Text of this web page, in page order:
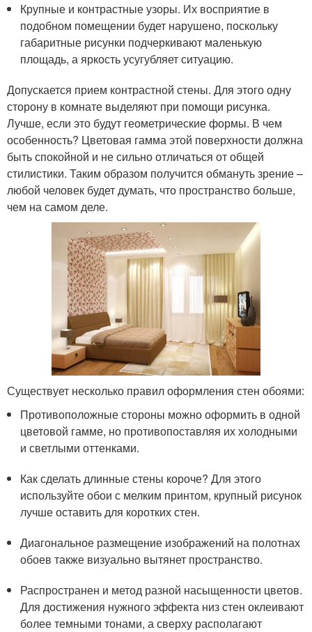
Крупные и контрастные узоры. Их восприятие в
подобном помещении будет нарушено, поскольку
габаритные рисунки подчеркивают маленькую
площадь, а яркость усугубляет ситуацию.
Допускается прием контрастной стены. Для этого одну
сторону в комнате выделяют при помощи рисунка.
Лучше, если это будут геометрические формы. В чем
особенность? Цветовая гамма этой поверхности должна
быть спокойной и не сильно отличаться от общей
стилистики. Таким образом получится обмануть зрение –
любой человек будет думать, что пространство больше,
чем на самом деле.
Существует несколько правил оформления стен обоями:
Противоположные стороны можно оформить в одной
цветовой гамме, но противопоставляя их холодными
и светлыми оттенками.
Как сделать длинные стены короче? Для этого
используйте обои с мелким принтом, крупный рисунок
лучше оставить для коротких стен.
Диагональное размещение изображений на полотнах
обоев также визуально вытянет пространство.
Распространен и метод разной насыщенности цветов.
Для достижения нужного эффекта низ стен оклеивают
более темными тонами, а сверху располагают